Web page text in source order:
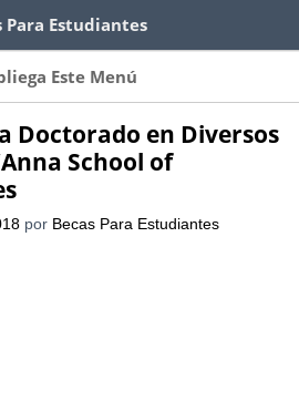
Para Estudiantes
Paraguayos. Encuentra las
requisitos de becas para
Este Menú
Doctorado en Diversos
School of
por Becas Para Estudiantes